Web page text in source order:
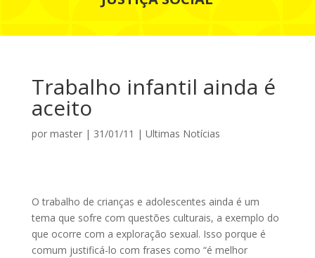
Trabalho infantil ainda é
aceito
por master| 31/01/11 | Ultimas Notícias
O trabalho de crianças e adolescentes ainda é um
tema que sofre com questões culturais, a exemplo do
que ocorre com a exploração sexual. Isso porque é
comum justificá-lo com frases como “é melhor